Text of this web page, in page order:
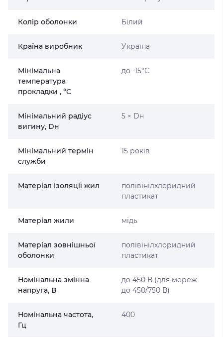
Колір оболонки Білий
Країна виробник Україна
Мінімальна
температура
прокладки , °С
до -15°С
Мінімальний радіус
вигину, Dн
5 × Dн
Мінімальний термін
служби
15 років
Матеріал ізоляції жил
полівінілхлоридний
пластикат
Матеріал жили мідь
Матеріал зовнішньої
оболонки
полівінілхлоридний
пластикат
Номінальна змінна
напруга, В
до 450 В (для мереж
до 450/750 В)
Номінальна частота,
Гц
400